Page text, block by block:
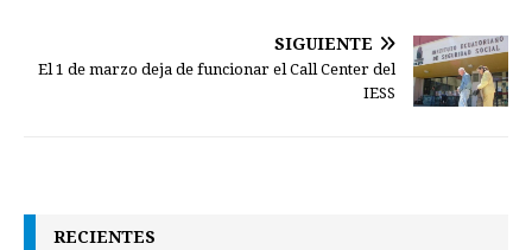
SIGUIENTE
El 1 de marzo deja de funcionar el Call Center del
IESS
RECIENTES